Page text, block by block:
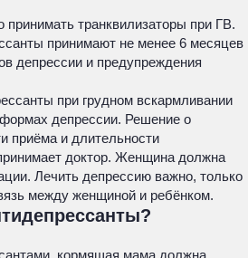
принимать транквилизаторы при ГВ.
принимают не менее 6 месяцев
депрессии и предупреждения
при грудном вскармливании
депрессии. Решение о
приёма и длительности
доктор. Женщина должна
Лечить депрессию важно, только
между женщиной и ребёнком.
кормящая мама должна